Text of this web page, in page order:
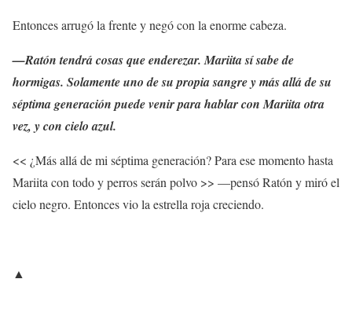
Entonces arrugó la frente y negó con la enorme cabeza.
—Ratón tendrá cosas que enderezar. Mariita sí sabe de
hormigas. Solamente uno de su propia sangre y más allá de su
séptima generación puede venir para hablar con Mariita otra
vez, y con cielo azul.
<< ¿Más allá de mi séptima generación? Para ese momento hasta
Mariita con todo y perros serán polvo >> —pensó Ratón y miró el
cielo negro. Entonces vio la estrella roja creciendo.
▲